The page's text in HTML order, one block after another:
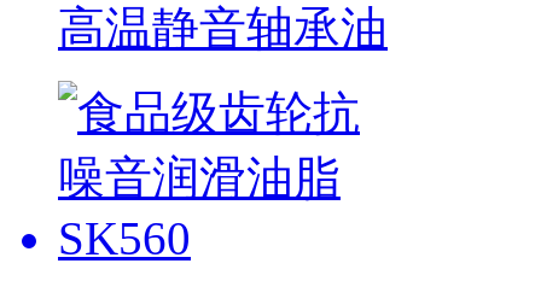
高温静音轴承油